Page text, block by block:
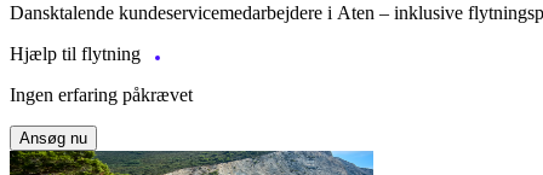
Dansktalende kundeservicemedarbejdere i Aten – inklusive
Hjælp til flytning
Ingen erfaring påkrævet
Ansøg nu